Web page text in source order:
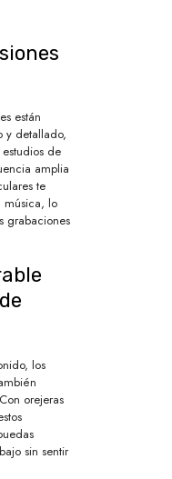
están
y detallado,
de
amplia
te
música, lo
grabaciones
los
orejeras
sin sentir